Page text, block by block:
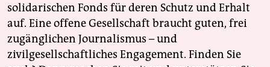
solidarischen Fonds für deren Schutz und Erhalt
auf. Eine offene Gesellschaft braucht guten, frei
zugänglichen Journalismus – und
zivilgesellschaftliches Engagement. Finden Sie